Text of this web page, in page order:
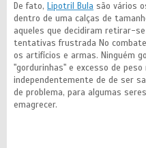
De fato, Lipotril Bula são vários
dentro de uma calças de
aqueles que decidiram retirar-
tentativas frustrada No
os artifícios e armas. Ninguém
"gordurinhas" e excesso de peso
independentemente de de ser
de problema, para algumas
emagrecer.